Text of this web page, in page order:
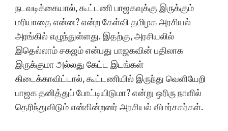
நடவடிக்கையால், கூட்டணி பாஜகவுக்கு இருக்கும்
மரியாதை என்ன? என்ற கேள்வி தமிழக அரசியல்
அரங்கில் எழுந்துள்ளது. இதற்கு, அரசியலில்
இதெல்லாம் சகஜம் என்பது பாஜகவின் பதிலாக
இருக்குமா அல்லது கேட்ட இடங்கள்
கிடைக்காவிட்டால், கூட்டணியில் இருந்து வெளியேறி
பாஜக தனித்துப் போட்டியிடுமா? என்று ஒரிரு நாளில்
தெரிந்துவிடும் என்கின்றனர் அரசியல் விமர்சகர்கள்.